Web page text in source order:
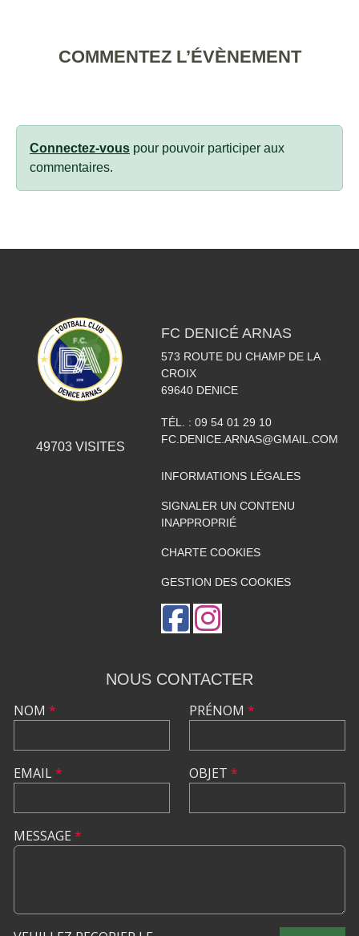
COMMENTEZ L’ÉVÈNEMENT
Connectez-vous pour pouvoir participer aux
commentaires.
49703VISITES
FC DENICÉ ARNAS
573 ROUTE DU CHAMP DE LA
CROIX
69640 DENICE
TÉL. : 09 54 01 29 10
FC.DENICE.ARNAS@GMAIL.COM
INFORMATIONS LÉGALES
SIGNALER UN CONTENU
INAPPROPRIÉ
CHARTE COOKIES
GESTION DES COOKIES
NOUS CONTACTER
NOM *
EMAIL*
PRÉNOM *
OBJET *
MESSAGE *